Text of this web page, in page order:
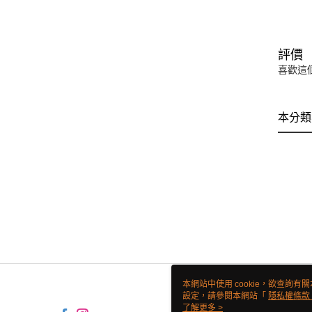
評價
喜歡這
本分
本網站中使用 cookie，欲查詢有
設定，請參閱本網站「 隱私權條款
使用 cookie。
了解更多 >